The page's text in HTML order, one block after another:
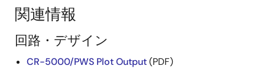
関連情報
回路・デザイン
CR-5000/PWS Plot Output(PDF)